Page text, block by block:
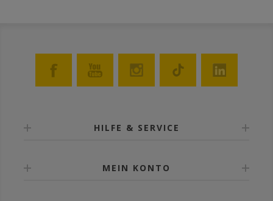
HILFE & SERVICE
MEIN KONTO